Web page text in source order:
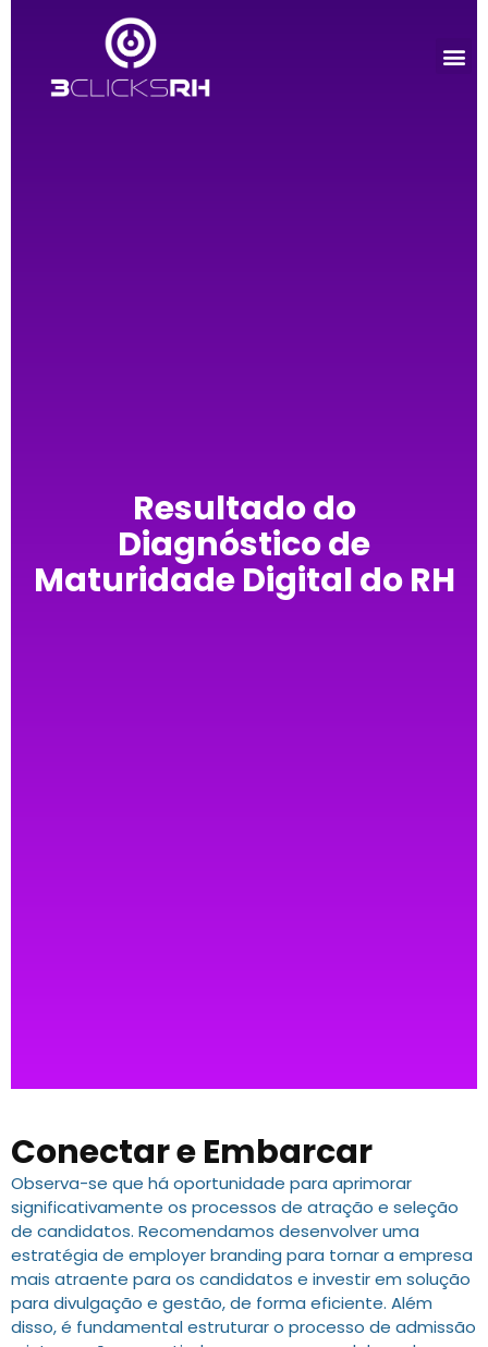
Resultado do
Diagnóstico de
Maturidade Digital do RH
Conectar e Embarcar
Observa-se que há oportunidade para aprimorar
significativamente os processos de atração e seleção
de candidatos. Recomendamos desenvolver uma
estratégia de employer branding para tornar a empresa
mais atraente para os candidatos e investir em solução
para divulgação e gestão, de forma eficiente. Além
disso, é fundamental estruturar o processo de admissão